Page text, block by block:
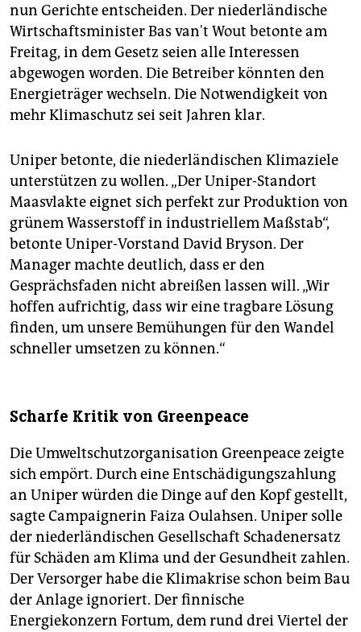
nun Gerichte entscheiden. Der niederländische
Wirtschaftsminister Bas van't Wout betonte am
Freitag, in dem Gesetz seien alle Interessen
abgewogen worden. Die Betreiber könnten den
Energieträger wechseln. Die Notwendigkeit von
mehr Klimaschutz sei seit Jahren klar.
Uniper betonte, die niederländischen Klimaziele
unterstützen zu wollen. „Der Uniper-Standort
Maasvlakte eignet sich perfekt zur Produktion von
grünem Wasserstoff in industriellem Maßstab“,
betonte Uniper-Vorstand David Bryson. Der
Manager machte deutlich, dass er den
Gesprächsfaden nicht abreißen lassen will. „Wir
hoffen aufrichtig, dass wir eine tragbare Lösung
finden, um unsere Bemühungen für den Wandel
schneller umsetzen zu können.“
Scharfe Kritik von Greenpeace
Die Umweltschutzorganisation Greenpeace zeigte
sich empört. Durch eine Entschädigungszahlung
an Uniper würden die Dinge auf den Kopf gestellt,
sagte Campaignerin Faiza Oulahsen. Uniper solle
der niederländischen Gesellschaft Schadenersatz
für Schäden am Klima und der Gesundheit zahlen.
Der Versorger habe die Klimakrise schon beim Bau
der Anlage ignoriert. Der finnische
Energiekonzern Fortum, dem rund drei Viertel der